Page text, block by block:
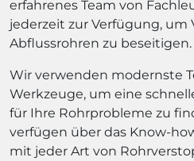
erfahrenes Team von
jederzeit zur Verfügung,
Abflussrohren zu beseitigen.
Wir verwenden modernste
Werkzeuge, um eine
für Ihre Rohrprobleme zu
verfügen über das Know-
mit jeder Art von